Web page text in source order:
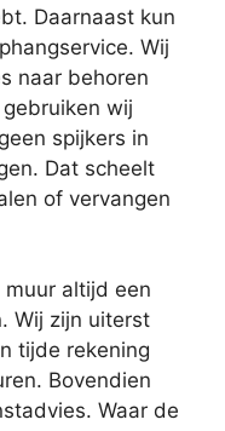
Daarnaast kun
Wij
naar behoren
wij
spijkers in
Dat scheelt
of vervangen
altijd een
Wij zijn uiterst
tijde rekening
Bovendien
Waar de